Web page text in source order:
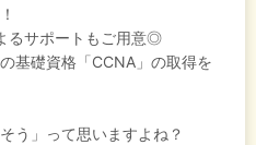
るサポートもご用意◎
基礎資格「CCNA」の取得を
う」って思いますよね？